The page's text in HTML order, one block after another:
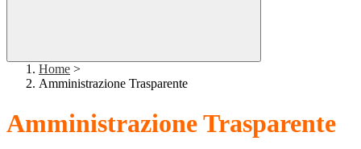
Home >
Amministrazione Trasparente
Amministrazione Trasparente